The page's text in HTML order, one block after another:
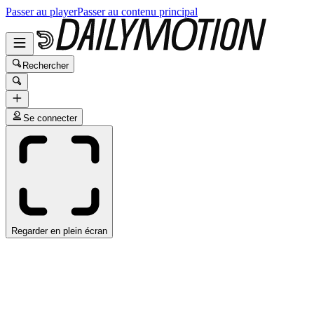
Passer au playerPasser au contenu principal
Rechercher
Se connecter
Regarder en plein écran